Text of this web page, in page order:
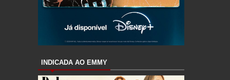
INDICADA AO EMMY